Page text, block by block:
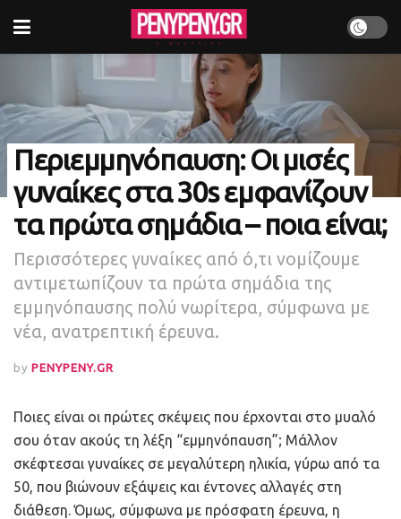
Περιεμμηνόπαυση: Οι μισές
γυναίκες στα 30s εμφανίζουν
τα πρώτα σημάδια – ποια είναι;
Περισσότερες γυναίκες από ό,τι νομίζουμε
αντιμετωπίζουν τα πρώτα σημάδια της
εμμηνόπαυσης πολύ νωρίτερα, σύμφωνα με
νέα, ανατρεπτική έρευνα.
by PENYPENY.GR
Ποιες είναι οι πρώτες σκέψεις που έρχονται στο μυαλό
σου όταν ακούς τη λέξη “εμμηνόπαυση”; Μάλλον
σκέφτεσαι γυναίκες σε μεγαλύτερη ηλικία, γύρω από τα
50, που βιώνουν εξάψεις και έντονες αλλαγές στη
διάθεση. Όμως, σύμφωνα με πρόσφατη έρευνα, η